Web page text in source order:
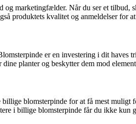
marketingfælder. Når du ser et tilbud,
produktets kvalitet og anmeldelser for
er en investering i dit haves
planter og beskytter dem mod
blomsterpinde for at få mest
i billige blomsterpinde får du ikke kun